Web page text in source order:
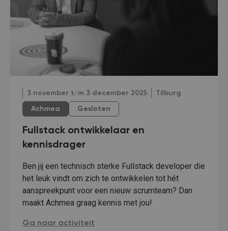
3 november t/m 3 december 2025 Tilburg
Achmea Gesloten
Fullstack ontwikkelaar en
kennisdrager
Ben jij een technisch sterke Fullstack developer die
het leuk vindt om zich te ontwikkelen tot hét
aanspreekpunt voor een nieuw scrumteam? Dan
maakt Achmea graag kennis met jou!
Fullstack ontwikkelaar en kennisdrager:
Ga naar activiteit